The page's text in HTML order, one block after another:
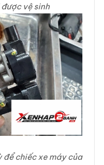
vệ sinh
để chiếc xe máy của